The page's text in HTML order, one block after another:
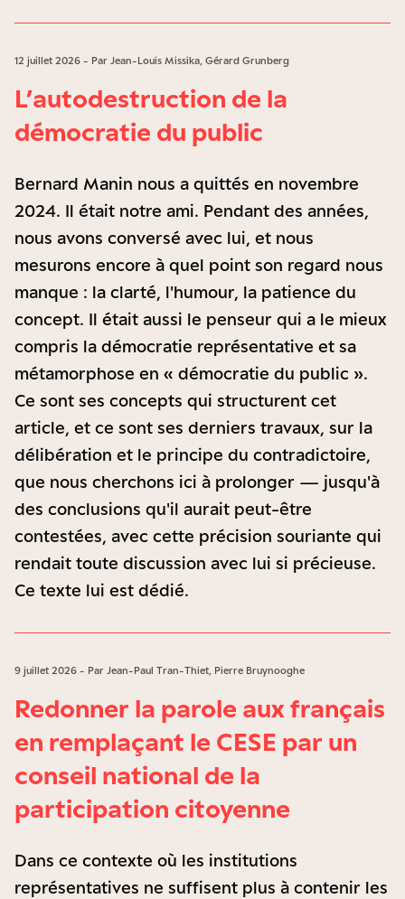
12 juillet 2026 - Par Jean-Louis Missika, Gérard Grunberg
L’autodestruction de la
démocratie du public
Bernard Manin nous a quittés en novembre
2024. Il était notre ami. Pendant des années,
nous avons conversé avec lui, et nous
mesurons encore à quel point son regard nous
manque : la clarté, l'humour, la patience du
concept. Il était aussi le penseur qui a le mieux
compris la démocratie représentative et sa
métamorphose en « démocratie du public ».
Ce sont ses concepts qui structurent cet
article, et ce sont ses derniers travaux, sur la
délibération et le principe du contradictoire,
que nous cherchons ici à prolonger — jusqu'à
des conclusions qu'il aurait peut-être
contestées, avec cette précision souriante qui
rendait toute discussion avec lui si précieuse.
Ce texte lui est dédié.
9 juillet 2026 - Par Jean-Paul Tran-Thiet, Pierre Bruynooghe
Redonner la parole aux français
en remplaçant le CESE par un
conseil national de la
participation citoyenne
Dans ce contexte où les institutions
représentatives ne suffisent plus à contenir les